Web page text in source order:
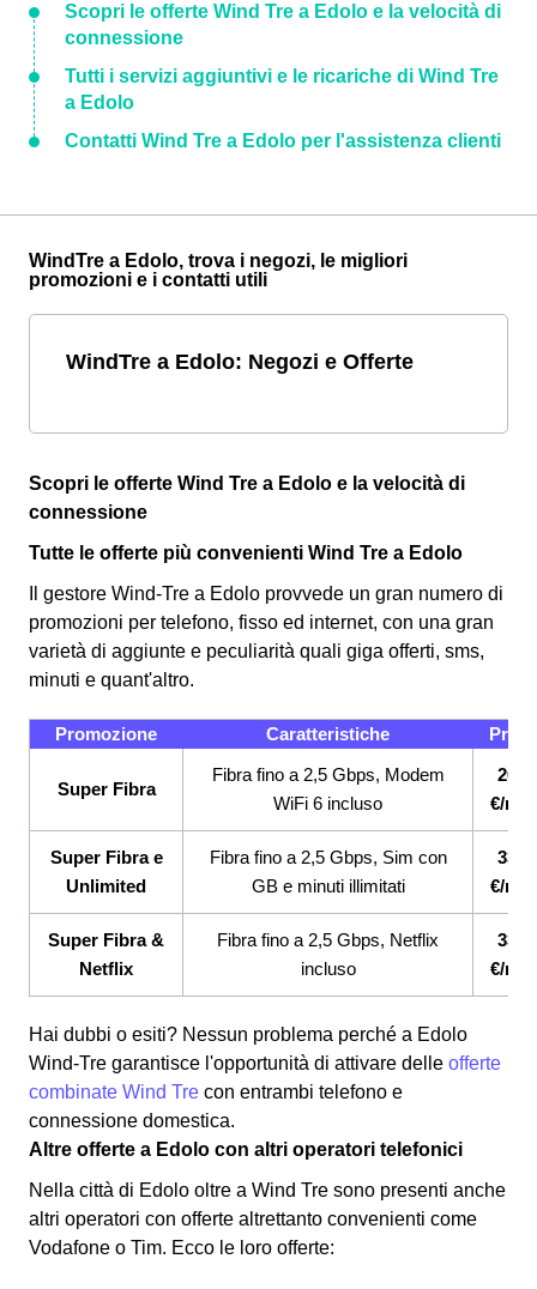
Scopri le offerte Wind Tre a Edolo e la velocità di
connessione
Tutti i servizi aggiuntivi e le ricariche di Wind Tre
a Edolo
Contatti Wind Tre a Edolo per l'assistenza clienti
WindTre a Edolo, trova i negozi, le migliori
promozioni e i contatti utili
WindTre a Edolo: Negozi e Offerte
Scopri le offerte Wind Tre a Edolo e la velocità di
connessione
Tutte le offerte più convenienti Wind Tre a Edolo
Il gestore Wind-Tre a Edolo provvede un gran numero di
promozioni per telefono, fisso ed internet, con una gran
varietà di aggiunte e peculiarità quali giga offerti, sms,
minuti e quant'altro.
Promozione Caratteristiche
Super Fibra
Fibra fino a 2,5 Gbps, Modem
WiFi 6 incluso
€/
Super Fibra e
Unlimited
Fibra fino a 2,5 Gbps, Sim con
GB e minuti illimitati
€/
Super Fibra &
Netflix
Fibra fino a 2,5 Gbps, Netflix
incluso
€/
Hai dubbi o esiti? Nessun problema perché a Edolo
Wind-Tre garantisce l'opportunità di attivare delle offerte
combinate Wind Tre con entrambi telefono e
connessione domestica.
Altre offerte a Edolo con altri operatori telefonici
Nella città di Edolo oltre a Wind Tre sono presenti anche
altri operatori con offerte altrettanto convenienti come
Vodafone o Tim. Ecco le loro offerte: